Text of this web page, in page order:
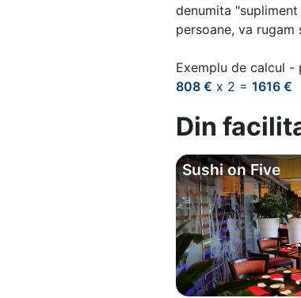
denumita
persoane, va
Exemplu de calcul -
808 € x 2 = 1616 €
Din
Sushi on Five